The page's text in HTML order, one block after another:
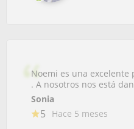
Noemi es una
. A nosotros nos está
Sonia
5 Hace 5 meses